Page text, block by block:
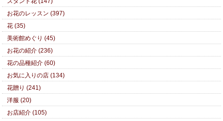
お花のレッスン (397)
花 (35)
美術館めぐり (45)
お花の紹介 (236)
花の品種紹介 (60)
お気に入りの店 (134)
花贈り (241)
洋服 (20)
お店紹介 (105)